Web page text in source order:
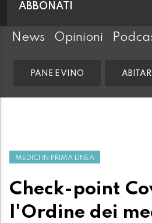
ABBONATI
News Opinioni
PANE E VINO
MEDICI IN PRIMA LINEA
Check-point
l'Ordine dei